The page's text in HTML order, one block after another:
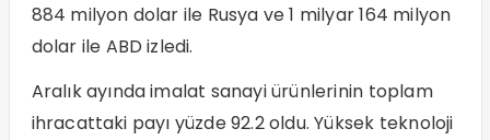
884 milyon dolar ile Rusya ve 1 milyar 164 milyon
dolar ile ABD izledi.
Aralık ayında imalat sanayi ürünlerinin toplam
ihracattaki payı yüzde 92.2 oldu. Yüksek teknoloji